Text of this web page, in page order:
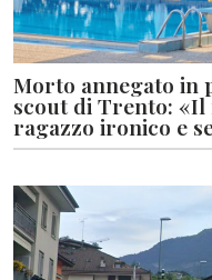
Morto annegato in
scout di Trento: «Il
ragazzo ironico e